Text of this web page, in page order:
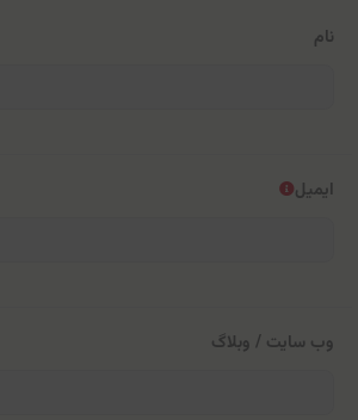
نام
ایمیل
وب سایت / وبلاگ